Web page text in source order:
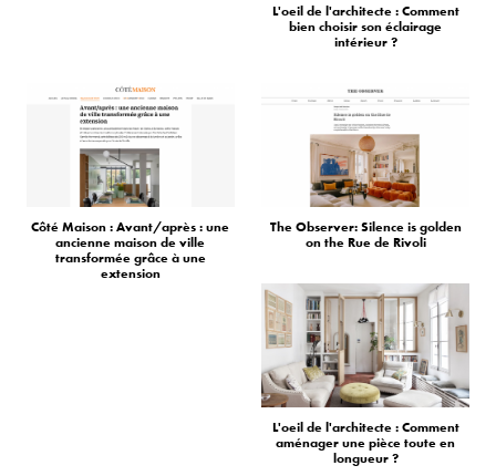
L'oeil de l'architecte : Comment
bien choisir son éclairage
intérieur ?
Côté Maison : Avant/après : une
ancienne maison de ville
transformée grâce à une
extension
The Observer: Silence is golden
on the Rue de Rivoli
L'oeil de l'architecte : Comment
aménager une pièce toute en
longueur ?